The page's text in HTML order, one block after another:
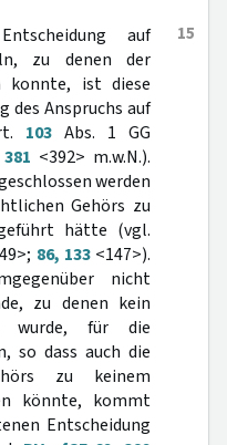
15
auf
zu denen der
konnte, ist diese
des Anspruchs auf
103 Abs. 1 GG
<392> m.w.N.).
werden
Gehörs zu
hätte (vgl.
86, 133<147>).
nicht
zu denen kein
wurde, für die
so dass auch die
zu keinem
könnte, kommt
Entscheidung